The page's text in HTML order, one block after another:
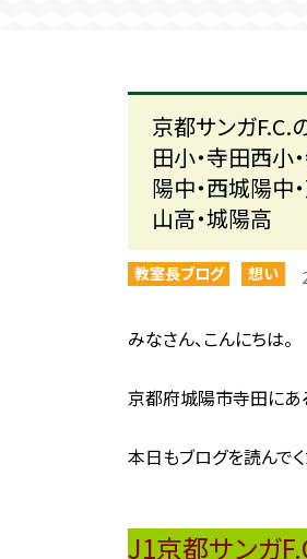
京都サンガ
田小・寺田西小
陽中・西城陽中
山高・城陽高
教室長ブログ 想い
みなさん、こんにちは。
京都府城陽市寺田にあ
本日もブログを読んでく
J1京都サンガ